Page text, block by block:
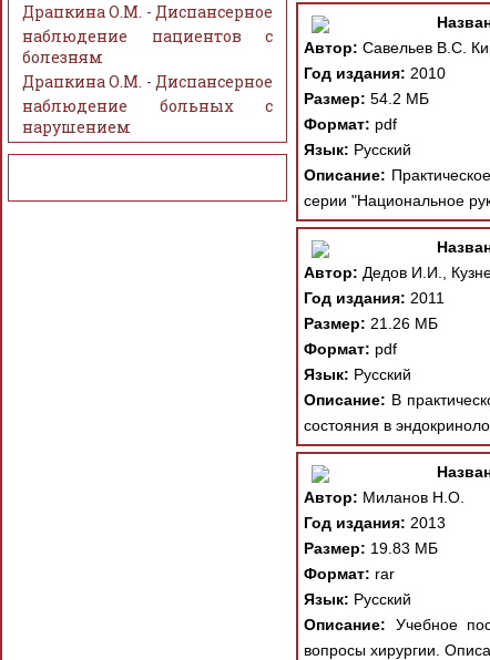
Автор: Савельев В.С.
Год издания: 2010
Размер: 54.2 МБ
Формат: pdf
Язык: Русский
Описание:
серии "Национальное
Автор: Дедов И.И.,
Год издания: 2011
Размер: 21.26 МБ
Формат: pdf
Язык: Русский
Описание: В
состояния в
Автор: Миланов Н.О.
Год издания: 2013
Размер: 19.83 МБ
Формат: rar
Язык: Русский
Описание: Учебное
вопросы хирургии.
Драпкина О.М. - Диспансерное
наблюдение пациентов с
болезням
Драпкина О.М. - Диспансерное
наблюдение больных с
нарушением